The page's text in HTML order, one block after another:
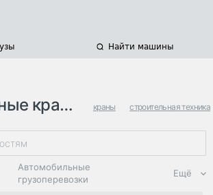
Найти машины
краны краны строительная техника
Автомобильные
грузоперевозки
Ещё